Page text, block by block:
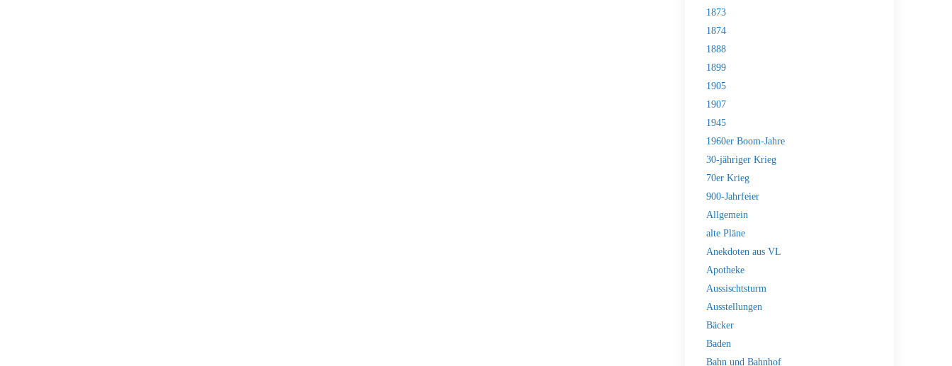
1873
1874
1888
1899
1905
1907
1945
1960er Boom-Jahre
30-jähriger Krieg
70er Krieg
900-Jahrfeier
Allgemein
alte Pläne
Anekdoten aus VL
Apotheke
Aussischtsturm
Ausstellungen
Bäcker
Baden
Bahn und Bahnhof